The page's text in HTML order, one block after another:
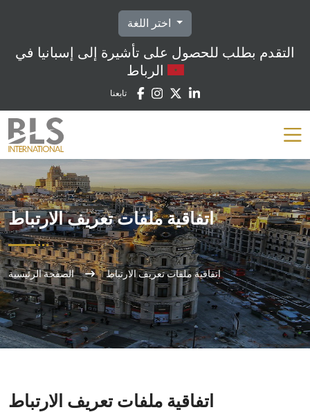
التقدم بطلب للحصول على تأشيرة إلى إسبانيا في
الرباط
تابعنا
اتفاقية ملفات تعريف الارتباط
الصفحة الرئيسية اتفاقية ملفات تعريف الارتباط
اتفاقية ملفات تعريف الارتباط